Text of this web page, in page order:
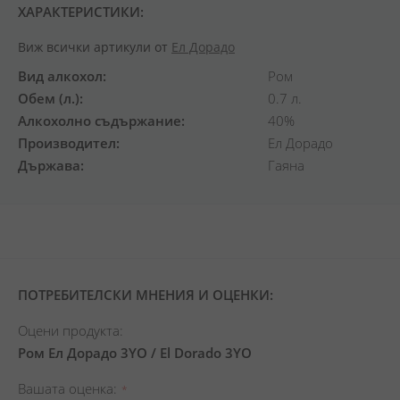
ХАРАКТЕРИСТИКИ:
Виж всички артикули от Ел Дорадо
Вид алкохол
Ром
Обем (л.)
0.7 л.
Алкохолно съдържание
40%
Производител
Ел Дорадо
Държава
Гаяна
ПОТРЕБИТЕЛСКИ МНЕНИЯ И ОЦЕНКИ:
Оцени продукта:
Ром Ел Дорадо 3YO / El Dorado 3YO
Вашата оценка